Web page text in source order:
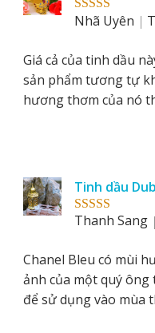
Rated5out
Nhã Uyên
Giá cả của tinh dầu
sản phẩm tương tự
hương thơm của nó
Rated5out
Tinh dầu
Thanh Sang
Chanel Bleu có mùi
ảnh của một quý
để sử dụng vào mùa